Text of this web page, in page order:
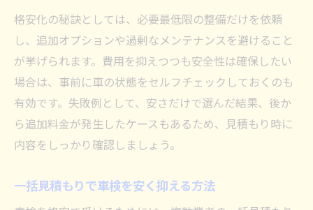
安心して車検を受ける格安店の選び方
格安車検で失敗しないための確認事項
車検格安でも安心できる理由を徹底解説
手頃な価格でも安心な車検の特徴とは
車検費用を削減しつつ安全性も確保する方
法
見積もり比較で分かる格安車検のポイント
格安車検の見積もりポイントを徹底検証
格安化の秘訣としては、必要最低限の整備だけを依頼
し、追加オプションや過剰なメンテナンスを避けること
が挙げられます。費用を抑えつつも安全性は確保したい
場合は、事前に車の状態をセルフチェックしておくのも
有効です。失敗例として、安さだけで選んだ結果、後か
ら追加料金が発生したケースもあるため、見積もり時に
内容をしっかり確認しましょう。
一括見積もりで車検を安く抑える方法